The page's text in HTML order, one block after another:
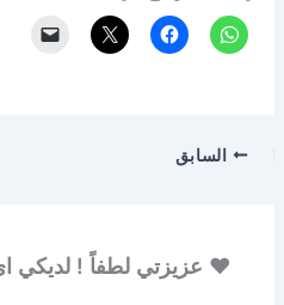
السابق
♥ عزيزتي لطفاً ! لديكي